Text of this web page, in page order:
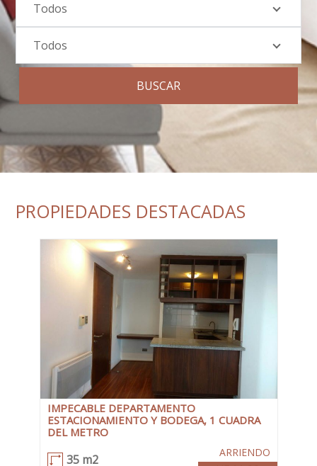
Todos
Todos
BUSCAR
PROPIEDADES DESTACADAS
IMPECABLE DEPARTAMENTO
ESTACIONAMIENTO Y BODEGA, 1 CUADRA
DEL METRO
35 m2
ARRIENDO